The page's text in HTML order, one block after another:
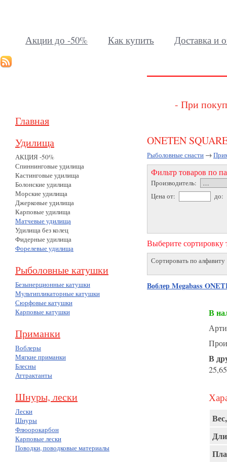
Акции до -50% Как купить Доставка и
Главная
Удилища
АКЦИЯ -50%
Спиннинговые удилища
Кастинговые удилища
Болонские удилища
Морские удилища
Джерковые удилища
Карповые удилища
Матчевые удилища
Удилища без колец
Фидерные удилища
Форелевые удилища
Рыболовные катушки
Безынерционные катушки
Мультипликаторные катушки
Сюрфовые катушки
Карповые катушки
Приманки
Воблеры
Мягкие приманки
Блесны
Аттрактанты
Шнуры, лески
Лески
Шнуры
Флюорокарбон
Карповые лески
Поводки, поводковые материалы
- При
ONETEN
Рыболовные снасти →
Фильтр товаров по
Производитель:
Цена от:
до:
Выберите сортировку
Сортировать по алфавиту
Воблер Megabass
В
В